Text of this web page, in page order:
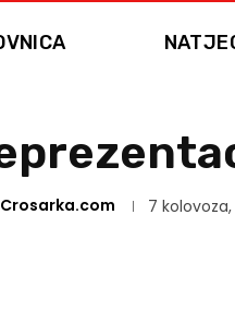
Crosarka.com 7 kolovoza,